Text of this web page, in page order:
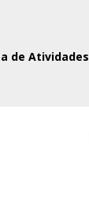
de Atividades